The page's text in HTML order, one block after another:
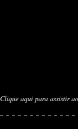
Clique aqui para assis­tir